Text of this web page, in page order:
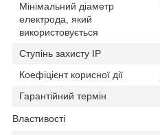
Мінімальний діаметр
електрода, який
використовується
Ступінь захисту IP
Коефіцієнт корисної дії
Гарантійний термін
Властивості